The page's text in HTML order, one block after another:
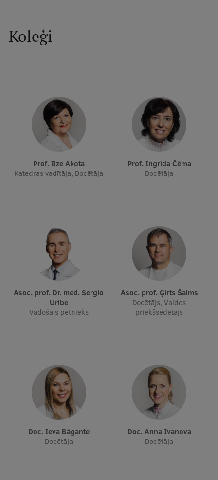
Fakultātes
Mūsu cilvēki
Stratēģija
Struktūra
Vēsture un tradīcijas
Muzeji un ekspozīcijas
Ģerbonis
Projekti
Reitingi
Studiju un vides pieejamība
Dati par 2025. gadu
Suvenīri un grāmatas
Mūžizglītība
Kolēģi
Prof. Ilze Akota
Katedras vadītāja, Docētāja
Prof. Ingrīda Čēma
Docētāja
Asoc. prof. Dr. med. Sergio
Uribe
Vadošais pētnieks
Asoc. prof. Ģirts Šalms
Docētājs, Valdes
priekšsēdētājs
Doc. Ieva Bāgante
Docētāja
Doc. Anna Ivanova
Docētāja